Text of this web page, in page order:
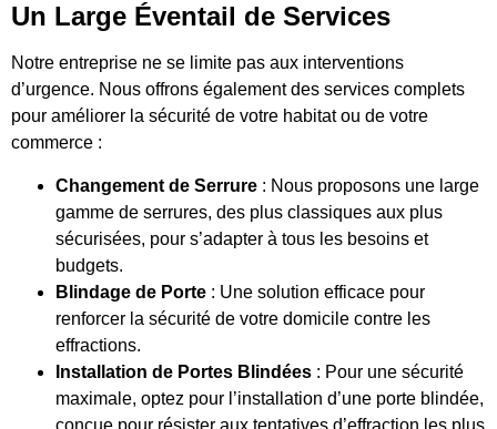
Un Large Éventail de Services
Notre entreprise ne se limite pas aux interventions
d’urgence. Nous offrons également des services complets
pour améliorer la sécurité de votre habitat ou de votre
commerce :
Changement de Serrure : Nous proposons une large
gamme de serrures, des plus classiques aux plus
sécurisées, pour s’adapter à tous les besoins et
budgets.
Blindage de Porte : Une solution efficace pour
renforcer la sécurité de votre domicile contre les
effractions.
Installation de Portes Blindées : Pour une sécurité
maximale, optez pour l’installation d’une porte blindée,
conçue pour résister aux tentatives d’effraction les plus